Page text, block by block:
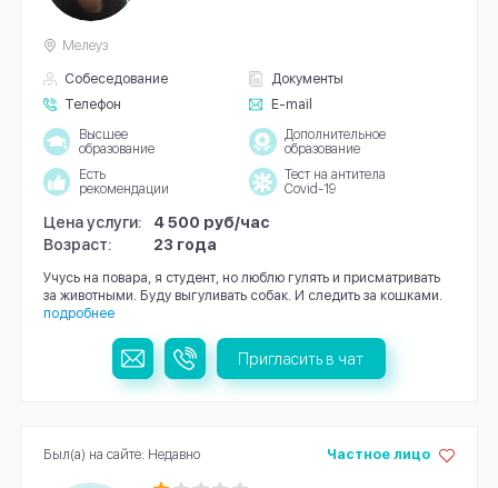
Собеседование
Документы
Телефон
E-mail
Мелеуз
Высшее
образование
Дополнительное
образование
Есть
рекомендации
Тест на антитела
Covid-19
Цена услуги:
4 500 руб/час
Возраст:
23 года
Учусь на повара, я студент, но люблю гулять и присматривать
за животными. Буду выгуливать собак. И следить за кошками.
подробнее
Пригласить в чат
Частное лицо
Был(а) на сайте: Недавно